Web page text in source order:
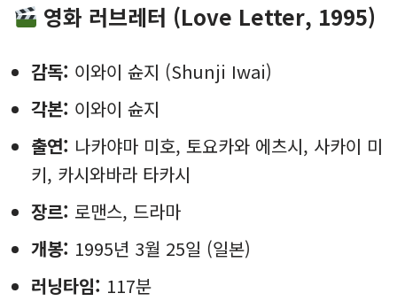
영화 러브레터 (Love Letter, 1995)
감독: 이와이 슌지 (Shunji Iwai)
각본: 이와이 슌지
출연: 나카야마 미호, 토요카와 에츠시, 사카이 미
키, 카시와바라 타카시
장르: 로맨스, 드라마
개봉: 1995년 3월 25일 (일본)
러닝타임: 117분